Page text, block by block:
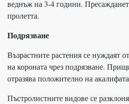
веднъж на 3-4 години.
пролетта.
Подрязване
Възрастните растения се нуждаят
на короната чрез подрязване.
отразява положително на
Пъстролистните видове се